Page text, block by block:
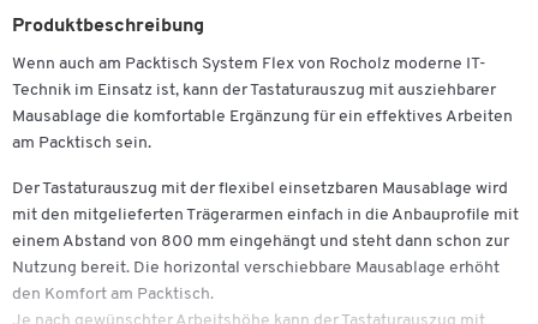
Produktbeschreibung
Wenn auch am Packtisch System Flex von Rocholz moderne IT-
Technik im Einsatz ist, kann der Tastaturauszug mit ausziehbarer
Mausablage die komfortable Ergänzung für ein effektives Arbeiten
am Packtisch sein.
Der Tastaturauszug mit der flexibel einsetzbaren Mausablage wird
mit den mitgelieferten Trägerarmen einfach in die Anbauprofile mit
einem Abstand von 800 mm eingehängt und steht dann schon zur
Nutzung bereit. Die horizontal verschiebbare Mausablage erhöht
den Komfort am Packtisch.